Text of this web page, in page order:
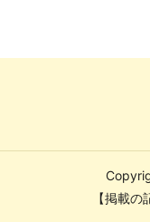
【掲載